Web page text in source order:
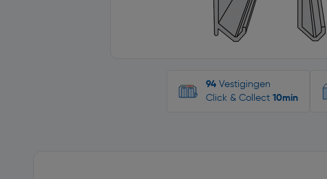
94 Vestigingen
Click & Collect 10min